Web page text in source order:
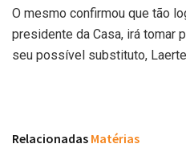
O mesmo confirmou que tão
presidente da Casa, irá tomar
seu possível substituto,
Relacionadas Matérias